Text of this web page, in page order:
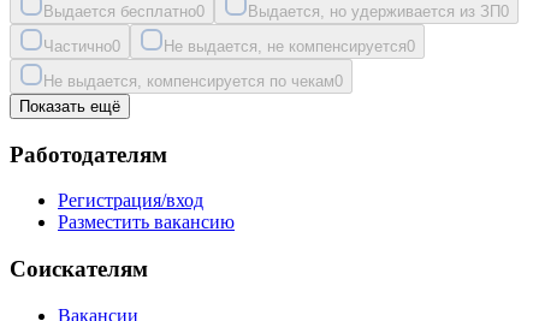
Выдается бесплатно0 Выдается, но удерживается из ЗП0
Частично0 Не выдается, не компенсируется0
Не выдается, компенсируется по чекам0
Показать ещё
Работодателям
Регистрация/вход
Разместить вакансию
Соискателям
Вакансии